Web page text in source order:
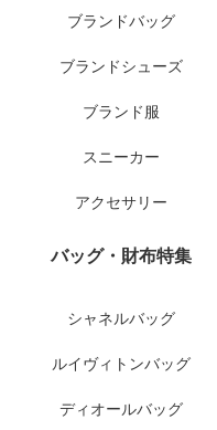
ブランドバッグ
ブランドシューズ
ブランド服
スニーカー
アクセサリー
バッグ・財布特集
シャネルバッグ
ルイヴィトンバッグ
ディオールバッグ